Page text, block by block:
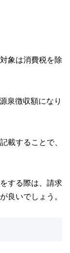
象は消費税を除
泉徴収額になり
載することで、
する際は、請求
良いでしょう。